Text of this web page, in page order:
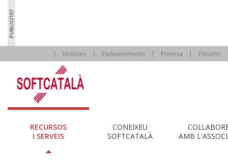
Notícies Esdeveniments Premsa Fòrums
RECURSOS
I SERVEIS
CONEIXEU
SOFTCATALÀ
AMB